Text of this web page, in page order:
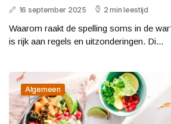
16 september 2025 2 min leestijd
Waarom raakt de spelling soms in de
is rijk aan regels en uitzonderingen. Di...
Algemeen